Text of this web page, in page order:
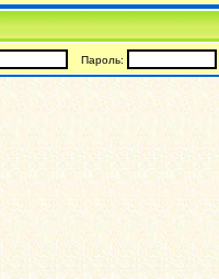
Пароль: